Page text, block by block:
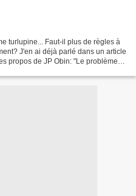
turlupine... Faut-il plus de règles à
J'en ai déjà parlé dans un article
propos de JP Obin: "Le problème